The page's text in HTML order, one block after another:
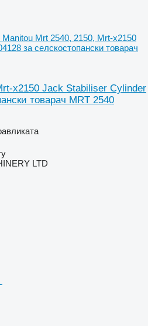
Manitou Mrt 2540, 2150, Mrt-x2150
за селскостопански товарач
x2150 Jack Stabiliser Cylinder
товарач MRT 2540
LTD